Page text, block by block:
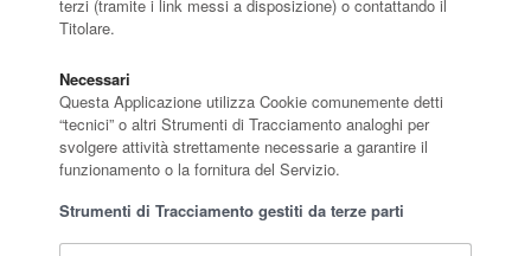
terzi (tramite i link messi a disposizione) o contattando il
Titolare.
Necessari
Questa Applicazione utilizza Cookie comunemente detti
“tecnici” o altri Strumenti di Tracciamento analoghi per
svolgere attività strettamente necessarie a garantire il
funzionamento o la fornitura del Servizio.
Strumenti di Tracciamento gestiti da terze parti